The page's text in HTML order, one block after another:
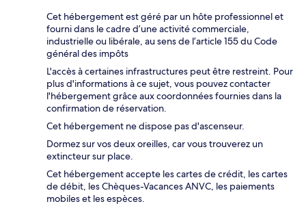
Cet hébergement est géré par un hôte professionnel et
fourni dans le cadre d’une activité commerciale,
industrielle ou libérale, au sens de l’article 155 du Code
général des impôts
L'accès à certaines infrastructures peut être restreint. Pour
plus d'informations à ce sujet, vous pouvez contacter
l'hébergement grâce aux coordonnées fournies dans la
confirmation de réservation.
Cet hébergement ne dispose pas d'ascenseur.
Dormez sur vos deux oreilles, car vous trouverez un
extincteur sur place.
Cet hébergement accepte les cartes de crédit, les cartes
de débit, les Chèques-Vacances ANVC, les paiements
mobiles et les espèces.